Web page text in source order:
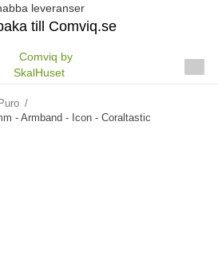
leveranser
till Comviq.se
Puro /
- Armband - Icon - Coraltastic